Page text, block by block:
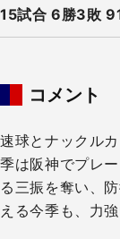
15試合 6勝3敗​
コメント
速球とナックル
季は阪神でプレ
る三振を奪い、
える今季も、力